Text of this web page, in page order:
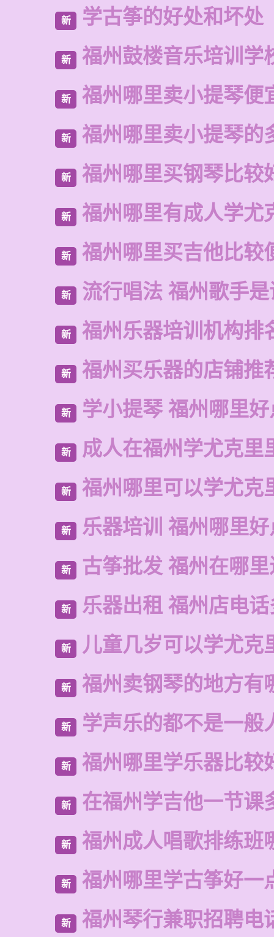
新 学古筝的好处和坏处
新 福州鼓楼音乐培训学
新 福州哪里卖小提琴便
新 福州哪里卖小提琴的
新 福州哪里买钢琴比较
新 福州哪里有成人学尤
新 福州哪里买吉他比较
新 流行唱法 福州歌手
新 福州乐器培训机构排
新 福州买乐器的店铺推
新 学小提琴 福州哪里
新 成人在福州学尤克里
新 福州哪里可以学尤克
新 乐器培训 福州哪里
新 古筝批发 福州在哪
新 乐器出租 福州店电
新 儿童几岁可以学尤克
新 福州卖钢琴的地方有
新 学声乐的都不是一般
新 福州哪里学乐器比较
新 在福州学吉他一节课
新 福州成人唱歌排练班
新 福州哪里学古筝好一
新 福州琴行兼职招聘电